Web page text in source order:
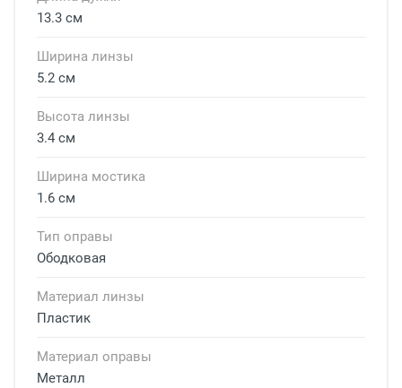
13.3 см
Ширина линзы
5.2 см
Высота линзы
3.4 см
Ширина мостика
1.6 см
Тип оправы
Ободковая
Материал линзы
Пластик
Материал оправы
Металл